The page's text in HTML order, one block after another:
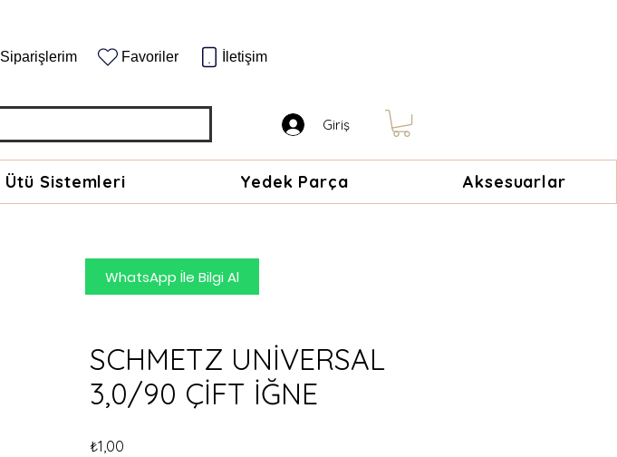
Siparişlerim Favoriler İletişim
Giriş
Ütü Sistemleri Yedek Parça Aksesuarlar
SCHMETZ UNİVERSAL
3,0/90 ÇİFT İĞNE
₺1,00
WhatsApp İle Bilgi Al